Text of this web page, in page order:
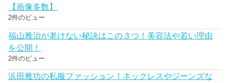
【画像多数】
2件のビュー
福山雅治が老けない秘訣はこの３つ！美容法や若い理由
を公開！
2件のビュー
浜田雅功の私服ファッション！ネックレスやジーンズな